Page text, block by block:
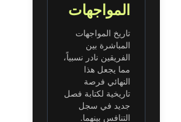
المواجهات
تاريخ المواجهات
المباشرة بين
الفريقين نادر نسبياً،
مما يجعل هذا
النهائي فرصة
تاريخية لكتابة فصل
جديد في سجل
التنافس بينهما.